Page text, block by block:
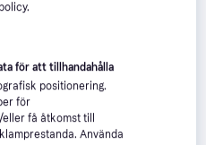
för att tillhandahålla
positionering.
för
få åtkomst till
Använda